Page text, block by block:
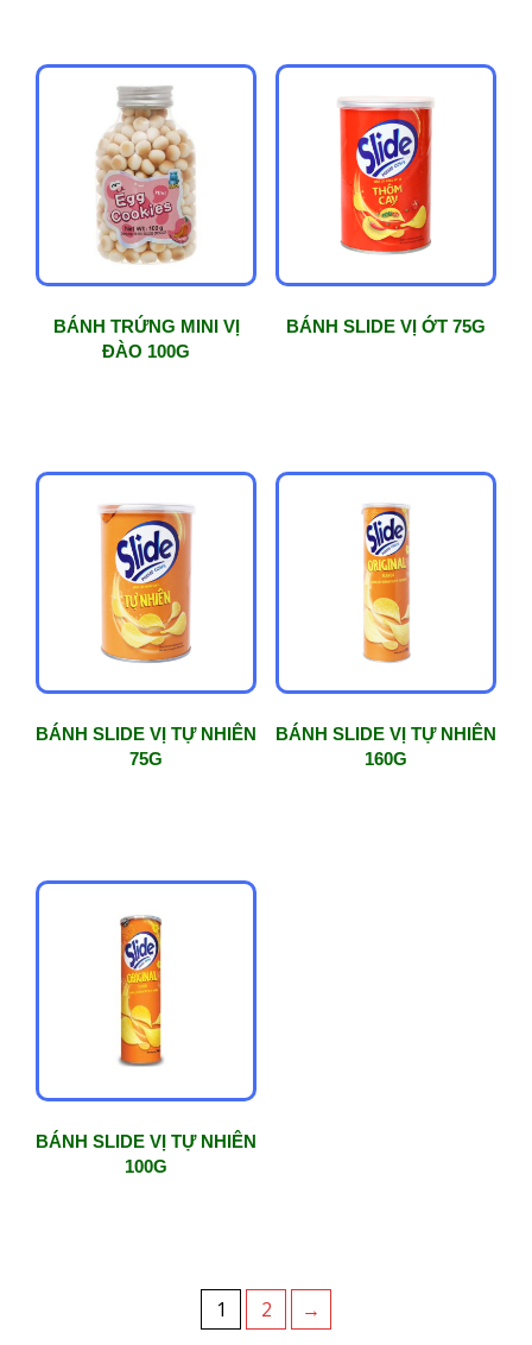
BÁNH TRỨNG MINI VỊ
ĐÀO 100G
BÁNH SLIDE VỊ ỚT 75G
BÁNH SLIDE VỊ TỰ NHIÊN
75G
BÁNH SLIDE VỊ TỰ NHIÊN
160G
BÁNH SLIDE VỊ TỰ NHIÊN
100G
1 2 →